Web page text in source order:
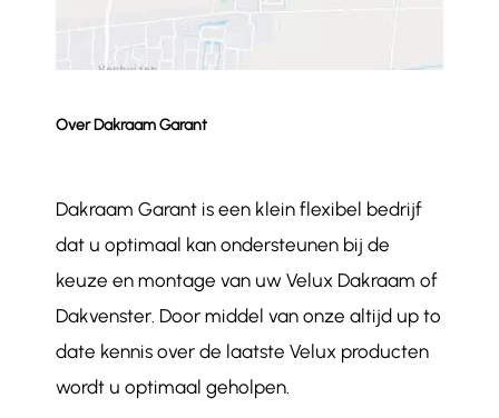
Over Dakraam Garant
Dakraam Garant is een klein flexibel bedrijf
dat u optimaal kan ondersteunen bij de
keuze en montage van uw Velux Dakraam of
Dakvenster. Door middel van onze altijd up to
date kennis over de laatste Velux producten
wordt u optimaal geholpen.